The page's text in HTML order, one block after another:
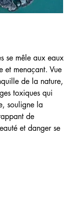
se mêle aux eaux
et menaçant. Vue
de la nature,
toxiques qui
souligne la
de
et danger se